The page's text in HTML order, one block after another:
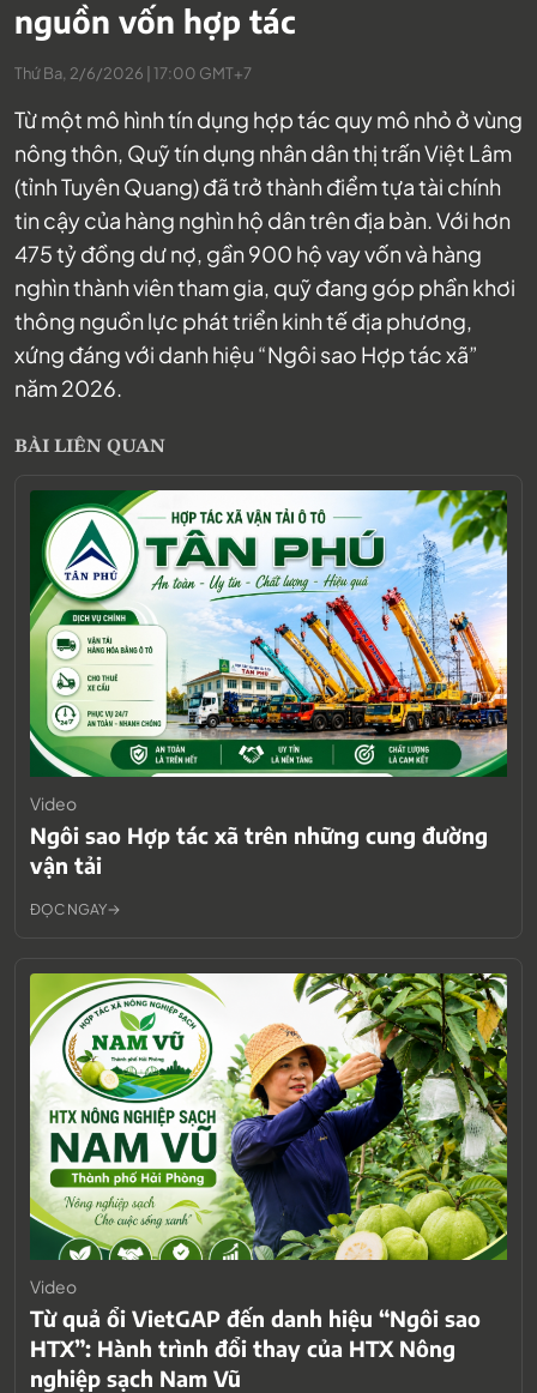
nguồn vốn hợp tác
Thứ Ba, 2/6/2026 | 17:00 GMT+7
Từ một mô hình tín dụng hợp tác quy mô nhỏ ở vùng
nông thôn, Quỹ tín dụng nhân dân thị trấn Việt Lâm
(tỉnh Tuyên Quang) đã trở thành điểm tựa tài chính
tin cậy của hàng nghìn hộ dân trên địa bàn. Với hơn
475 tỷ đồng dư nợ, gần 900 hộ vay vốn và hàng
nghìn thành viên tham gia, quỹ đang góp phần khơi
thông nguồn lực phát triển kinh tế địa phương,
xứng đáng với danh hiệu “Ngôi sao Hợp tác xã”
năm 2026.
BÀI LIÊN QUAN
Video
Ngôi sao Hợp tác xã trên những cung đường
vận tải
ĐỌC NGAY
Video
Từ quả ổi VietGAP đến danh hiệu “Ngôi sao
HTX”: Hành trình đổi thay của HTX Nông
nghiệp sạch Nam Vũ